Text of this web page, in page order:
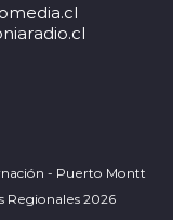
- Puerto Montt
Regionales 2026